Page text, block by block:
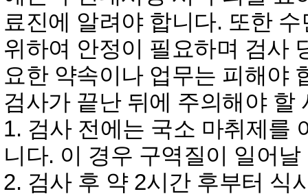
료진에 알려야 합니다. 또한
위하여 안정이 필요하며 검사
요한 약속이나 업무는 피해야
검사가 끝난 뒤에 주의해야 할
1. 검사 전에는 국소 마취제를
니다. 이 경우 구역질이 일어
2. 검사 후 약 2시간 후부터 식